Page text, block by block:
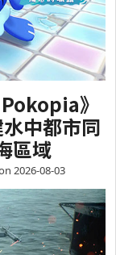
》
中都市同
區域
2026-08-03